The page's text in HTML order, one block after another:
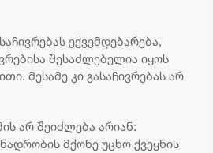
ექვემდებარება,
შესაძლებელია იყოს
მესამე კი გასაჩივრებას არ
არ შეიძლება არიან:
მქონე უცხო ქვეყნის